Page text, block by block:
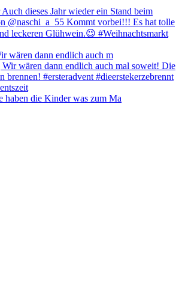
wären dann endlich auch m
haben die Kinder was zum Ma